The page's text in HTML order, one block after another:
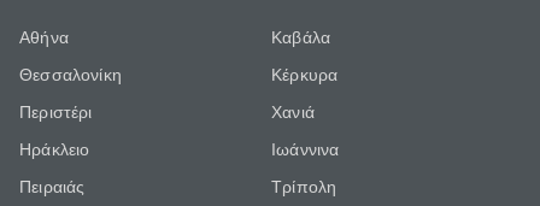
Αθήνα
Θεσσαλονίκη
Περιστέρι
Ηράκλειο
Πειραιάς
Καβάλα
Κέρκυρα
Χανιά
Ιωάννινα
Τρίπολη